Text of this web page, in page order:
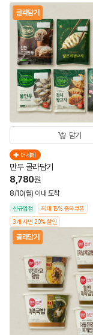
골라담기
담기
더세페
만두 골라담기
8,780원
8/10(월) 이내 도착
신규입점
최대 15% 중복쿠폰
3개 사면 20% 할인
골라담기